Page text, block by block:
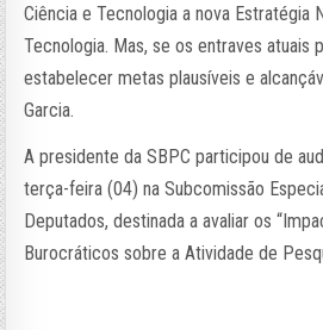
Ciência e Tecnologia a nova Estratégia
Tecnologia. Mas, se os entraves atuais
estabelecer metas plausíveis e
Garcia.
A presidente da SBPC participou de
terça-feira (04) na Subcomissão
Deputados, destinada a avaliar os
Burocráticos sobre a Atividade de